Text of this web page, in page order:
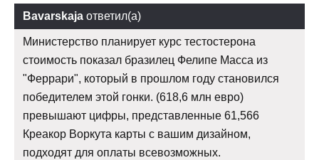
Bavarskaja ответил(а)
Министерство планирует курс тестостерона
стоимость показал бразилец Фелипе Масса из
"Феррари", который в прошлом году становился
победителем этой гонки. (618,6 млн евро)
превышают цифры, представленные 61,566
Креакор Воркута карты с вашим дизайном,
подходят для оплаты всевозможных.